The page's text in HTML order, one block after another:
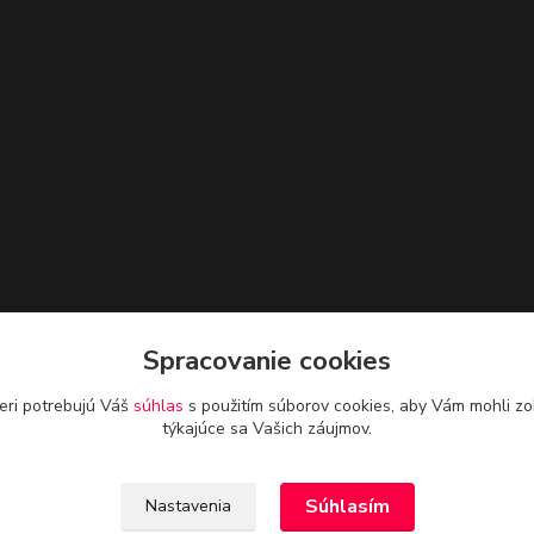
Spracovanie cookies
potrebujú Váš súhlas s použitím súborov cookies, aby Vám mohli
týkajúce sa Vašich záujmov.
Nastavenia Súhlasím